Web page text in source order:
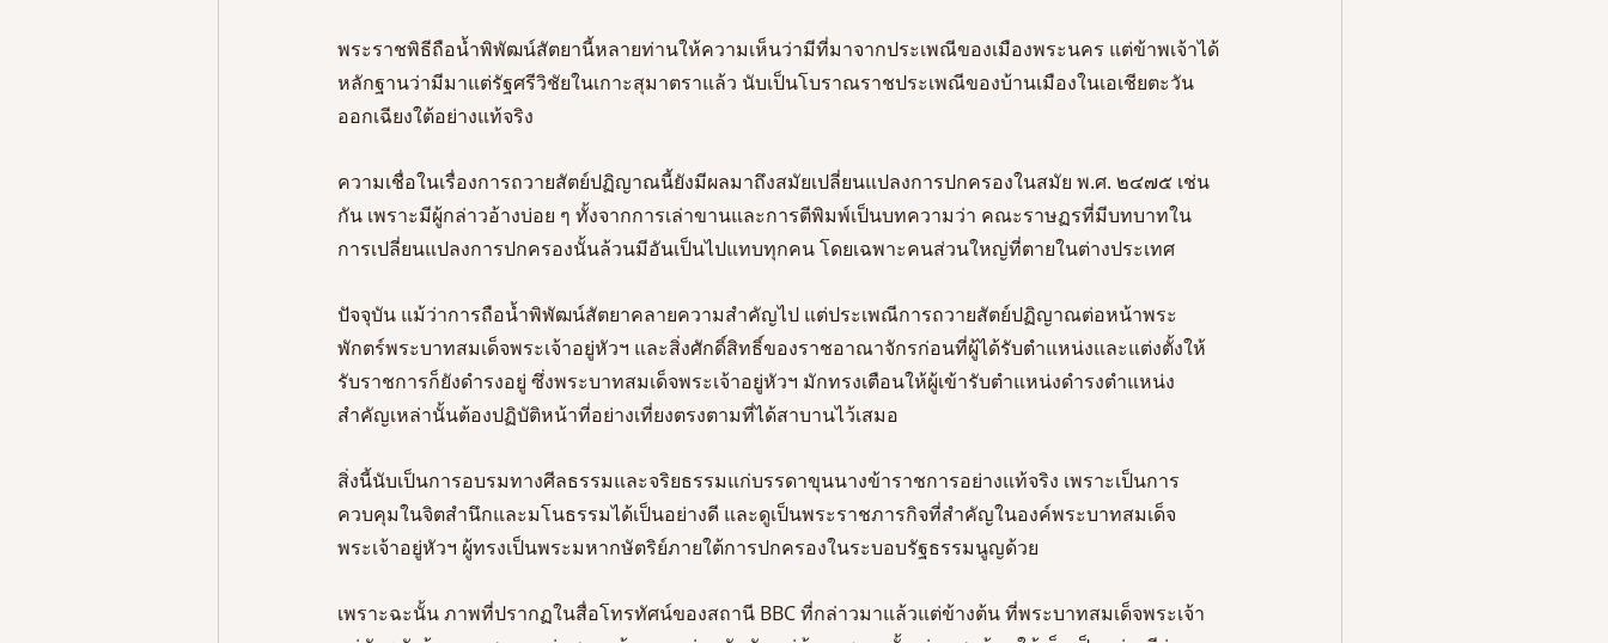
พระราชพิธีถือน้ำพิพัฒน์สัตยานี้หลายท่านให้ความเห็นว่ามีที่มาจากประเพณีของเมืองพระนคร แต่ข้าพเจ้าได้
หลักฐานว่ามีมาแต่รัฐศรีวิชัยในเกาะสุมาตราแล้ว นับเป็นโบราณราชประเพณีของบ้านเมืองในเอเชียตะวัน
ออกเฉียงใต้อย่างแท้จริง
ความเชื่อในเรื่องการถวายสัตย์ปฏิญาณนี้ยังมีผลมาถึงสมัยเปลี่ยนแปลงการปกครองในสมัย พ.ศ. ๒๔๗๕ เช่น
กัน เพราะมีผู้กล่าวอ้างบ่อย ๆ ทั้งจากการเล่าขานและการตีพิมพ์เป็นบทความว่า คณะราษฏรที่มีบทบาทใน
การเปลี่ยนแปลงการปกครองนั้นล้วนมีอันเป็นไปแทบทุกคน โดยเฉพาะคนส่วนใหญ่ที่ตายในต่างประเทศ
ปัจจุบัน แม้ว่าการถือน้ำพิพัฒน์สัตยาคลายความสำคัญไป แต่ประเพณีการถวายสัตย์ปฏิญาณต่อหน้าพระ
พักตร์พระบาทสมเด็จพระเจ้าอยู่หัวฯ และสิ่งศักดิ์สิทธิ์ของราชอาณาจักรก่อนที่ผู้ได้รับตำแหน่งและแต่งตั้งให้
รับราชการก็ยังดำรงอยู่ ซึ่งพระบาทสมเด็จพระเจ้าอยู่หัวฯ มักทรงเตือนให้ผู้เข้ารับตำแหน่งดำรงตำแหน่ง
สำคัญเหล่านั้นต้องปฏิบัติหน้าที่อย่างเที่ยงตรงตามที่ได้สาบานไว้เสมอ
สิ่งนี้นับเป็นการอบรมทางศีลธรรมและจริยธรรมแก่บรรดาขุนนางข้าราชการอย่างแท้จริง เพราะเป็นการ
ควบคุมในจิตสำนึกและมโนธรรมได้เป็นอย่างดี และดูเป็นพระราชภารกิจที่สำคัญในองค์พระบาทสมเด็จ
พระเจ้าอยู่หัวฯ ผู้ทรงเป็นพระมหากษัตริย์ภายใต้การปกครองในระบอบรัฐธรรมนูญด้วย
เพราะฉะนั้น ภาพที่ปรากฏในสื่อโทรทัศน์ของสถานี BBC ที่กล่าวมาแล้วแต่ข้างต้น ที่พระบาทสมเด็จพระเจ้า